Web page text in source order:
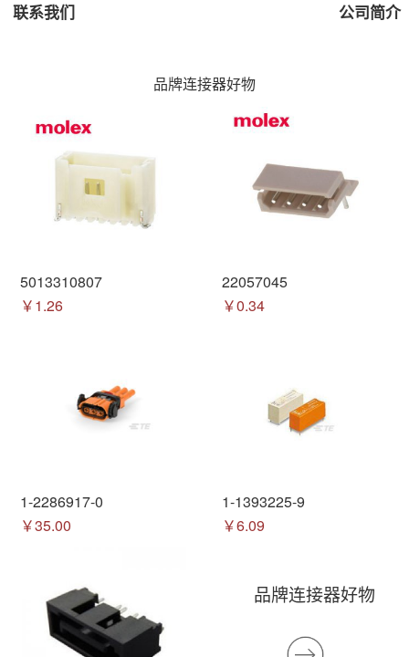
联系我们 公司简介
品牌连接器好物
5013310807
￥1.26
22057045
￥0.34
1-2286917-0
￥35.00
1-1393225-9
￥6.09
品牌连接器好物